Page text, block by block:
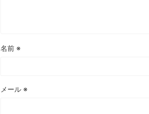
名前 ※
メール ※